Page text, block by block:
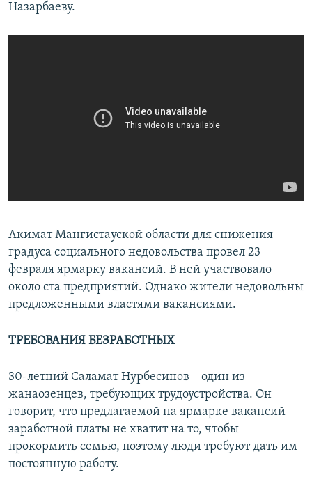
Назарбаеву.
Акимат Мангистауской области для снижения
градуса социального недовольства провел 23
февраля ярмарку вакансий. В ней участвовало
около ста предприятий. Однако жители недовольны
предложенными властями вакансиями.
ТРЕБОВАНИЯ БЕЗРАБОТНЫХ
30-летний Саламат Нурбесинов – один из
жанаозенцев, требующих трудоустройства. Он
говорит, что предлагаемой на ярмарке вакансий
заработной платы не хватит на то, чтобы
прокормить семью, поэтому люди требуют дать им
постоянную работу.